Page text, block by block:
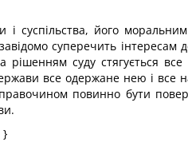
суспільства, його
суперечить інтересам
суду стягується
все одержане нею і все
повинно бути
}